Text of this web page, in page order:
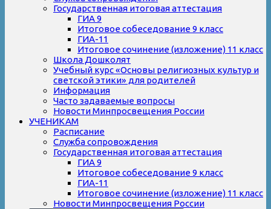
Государственная итоговая аттестация
ГИА 9
Итоговое собеседование 9 класс
ГИА-11
Итоговое сочинение (изложение) 11 класс
Школа Дошколят
Учебный курс «Основы религиозных культур и
светской этики» для родителей
Информация
Часто задаваемые вопросы
Новости Минпросвещения России
УЧЕНИКАМ
Расписание
Служба сопровождения
Государственная итоговая аттестация
ГИА 9
Итоговое собеседование 9 класс
ГИА-11
Итоговое сочинение (изложение) 11 класс
Новости Минпросвещения России